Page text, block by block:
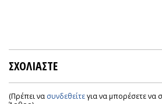
ΣΧΟΛΙΑΣΤΕ
(Πρέπει να συνδεθείτεγια να μπορέσετε να